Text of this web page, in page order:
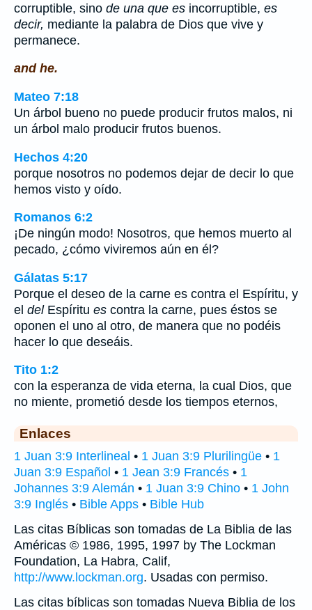
corruptible, sino de una que es incorruptible, es
decir, mediante la palabra de Dios que vive y
permanece.
and he.
Mateo 7:18
Un árbol bueno no puede producir frutos malos, ni
un árbol malo producir frutos buenos.
Hechos 4:20
porque nosotros no podemos dejar de decir lo que
hemos visto y oído.
Romanos 6:2
¡De ningún modo! Nosotros, que hemos muerto al
pecado, ¿cómo viviremos aún en él?
Gálatas 5:17
Porque el deseo de la carne es contra el Espíritu, y
el delEspíritu es contra la carne, pues éstos se
oponen el uno al otro, de manera que no podéis
hacer lo que deseáis.
Tito 1:2
con la esperanza de vida eterna, la cual Dios, que
no miente, prometió desde los tiempos eternos,
Enlaces
1 Juan 3:9 Interlineal • 1 Juan 3:9 Plurilingüe • 1
Juan 3:9 Español • 1 Jean 3:9 Francés • 1
Johannes 3:9 Alemán • 1 Juan 3:9 Chino • 1 John
3:9 Inglés • Bible Apps • Bible Hub
Las citas Bíblicas son tomadas de La Biblia de las
Américas © 1986, 1995, 1997 by The Lockman
Foundation, La Habra, Calif,
http://www.lockman.org. Usadas con permiso.
Las citas bíblicas son tomadas Nueva Biblia de los